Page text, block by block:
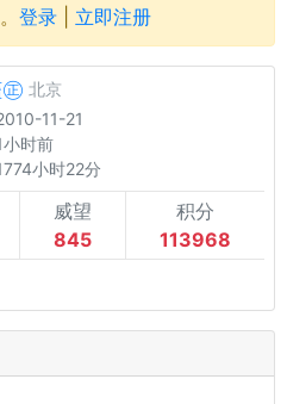
登录 立即注册
北京
11-21
时前
小时22分
威望
845
积分
113968